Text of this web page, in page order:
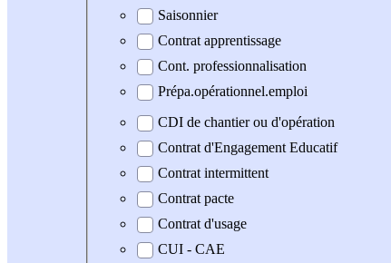
Saisonnier
Contrat apprentissage
Cont. professionnalisation
Prépa.opérationnel.emploi
CDI de chantier ou d'opération
Contrat d'Engagement Educatif
Contrat intermittent
Contrat pacte
Contrat d'usage
CUI - CAE